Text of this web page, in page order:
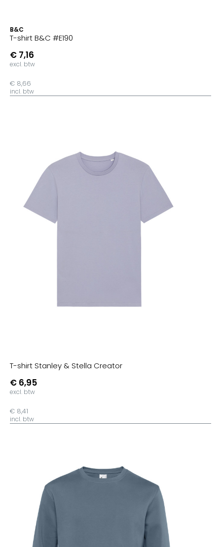
B&C
T-shirt B&C #E190
€ 7,16
excl. btw
€ 8,66
incl. btw
T-shirt Stanley & Stella Creator
€ 6,95
excl. btw
€ 8,41
incl. btw